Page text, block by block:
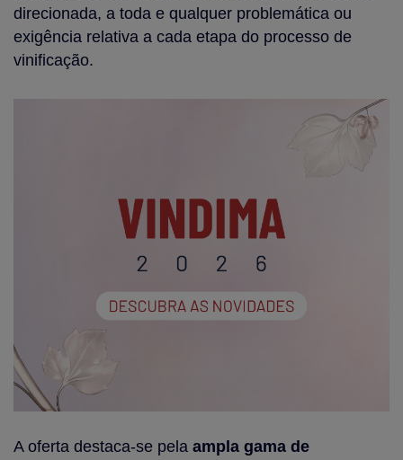
direcionada, a toda e qualquer problemática ou
exigência relativa a cada etapa do processo de
vinificação.
A oferta destaca-se pela ampla gama de